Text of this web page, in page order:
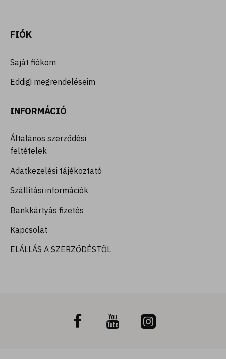
FIÓK
Saját fiókom
Eddigi megrendeléseim
INFORMÁCIÓ
Általános szerződési
feltételek
Adatkezelési tájékoztató
Szállítási információk
Bankkártyás fizetés
Kapcsolat
ELÁLLÁS A SZERZŐDÉSTŐL